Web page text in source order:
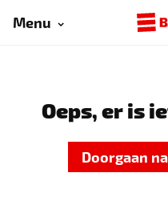
Menu
Oeps, er is
Doorgaan